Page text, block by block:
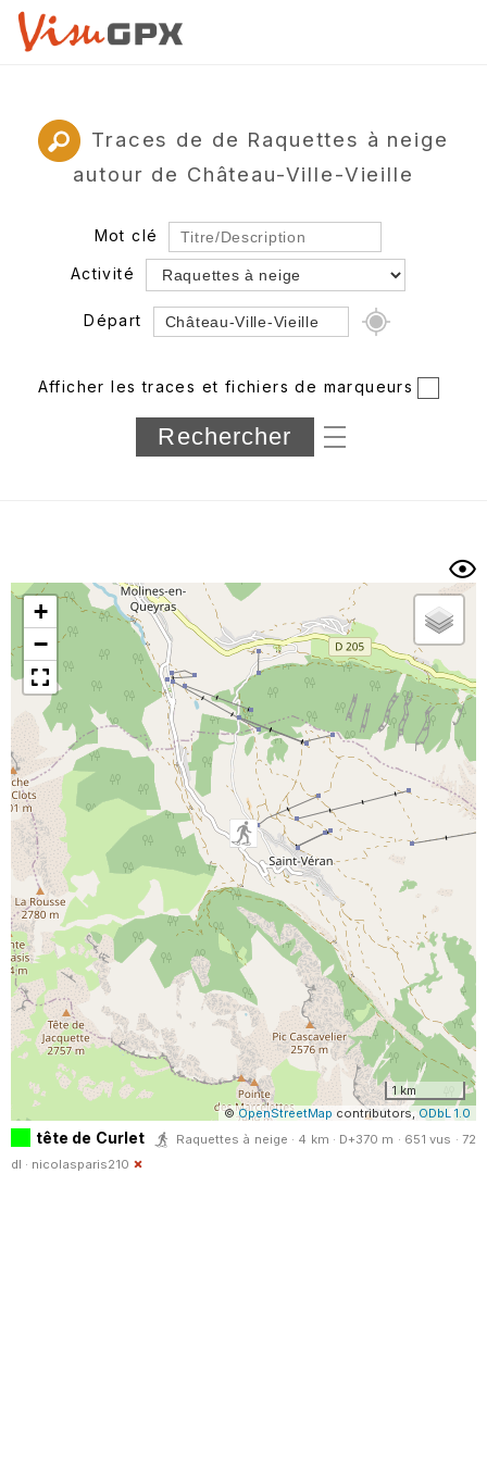
Traces de de Raquettes à neige
autour de Château-Ville-Vieille
Mot clé
Activité
Départ
Département
Longueur min/max
Trier par
Horodatage Photos
Afficher les traces et fichiers de marqueurs
+
−
1 km
©OpenStreetMap contributors, ODbL 1.0
tête de Curlet
Raquettes à neige · 4 km · D+370 m · 651 vus · 72
dl · nicolasparis210